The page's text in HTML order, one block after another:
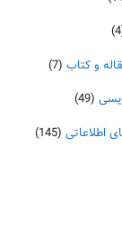
و کتاب (7)
(49)
اطلاعاتی (145)